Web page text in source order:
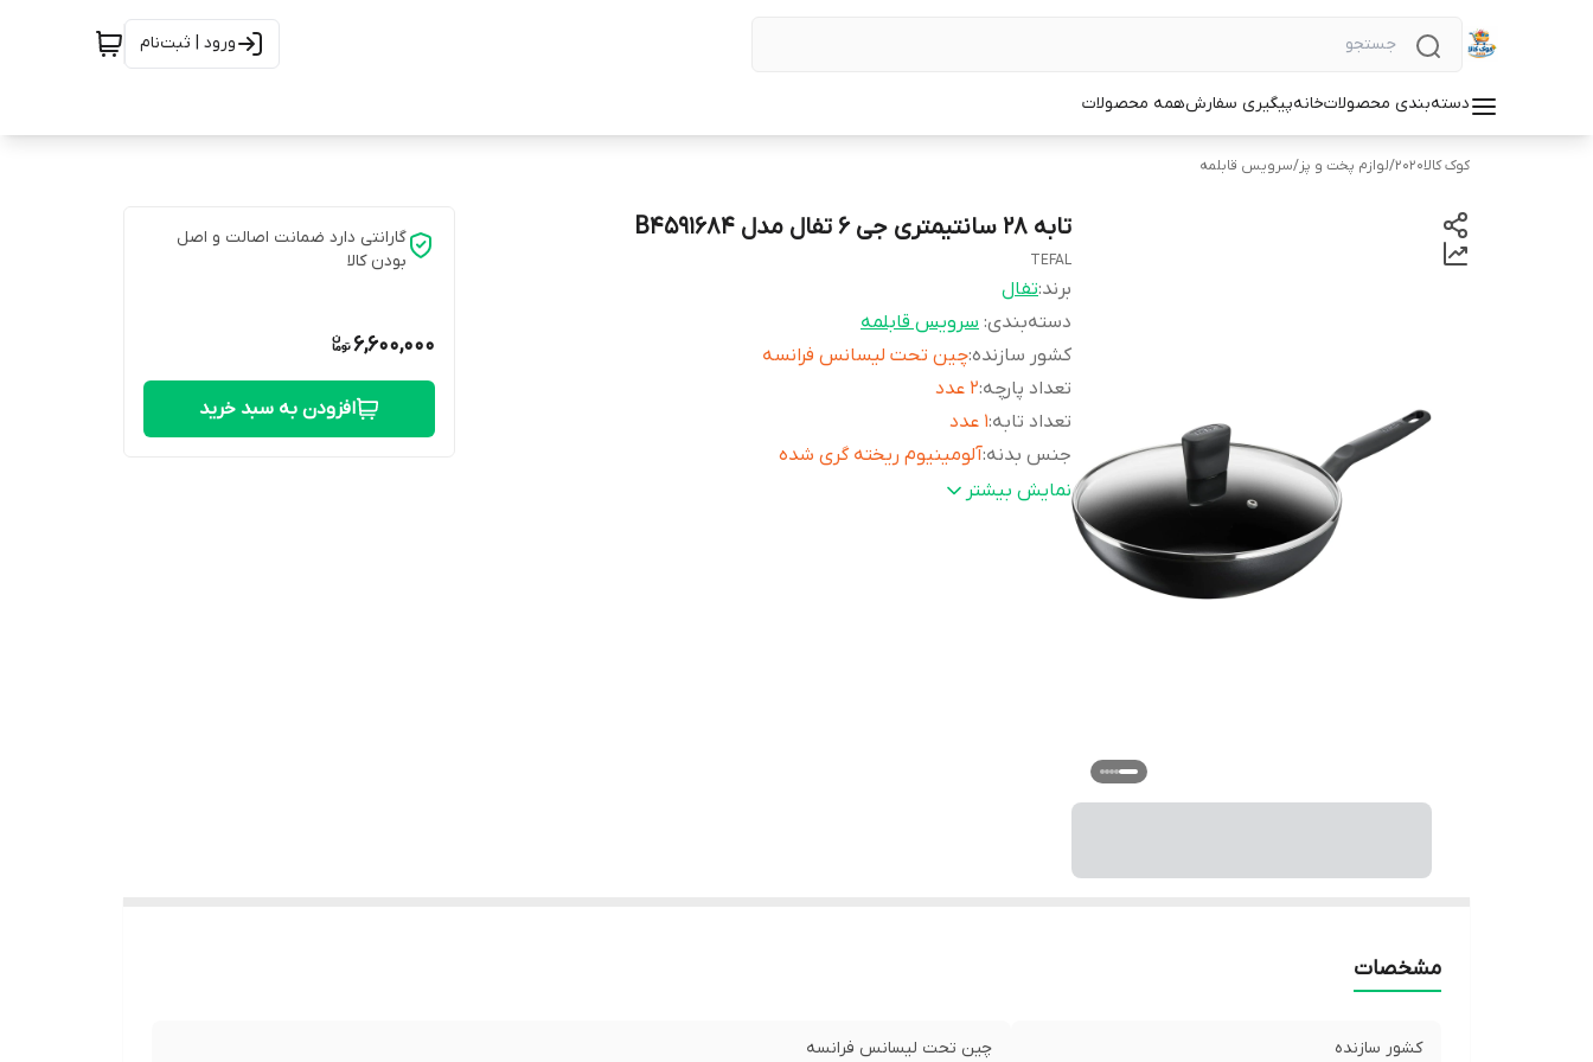
ورود | ثبت‌نام
دسته‌بندی محصولاتخانهپیگیری سفارشهمه محصولات
کوک کالا2020 /لوازم پخت و پز/سرویس قابلمه
تابه 28 سانتیمتری جی 6 تفال مدل B4591684
TEFAL
برند:تفال
دسته‌بندی: سرویس قابلمه
کشور سازنده:چین تحت لیسانس فرانسه
تعداد پارچه:2 عدد
تعداد تابه:1 عدد
جنس بدنه:آلومینیوم ریخته گری شده
جنس بدنه داخلی
نمایش بیشتر
گارانتی دارد ضمانت اصالت و اصل
بودن کالا
6,600,000
افزودن به سبد خرید
مشخصات
کشور سازنده چین تحت لیسانس فرانسه